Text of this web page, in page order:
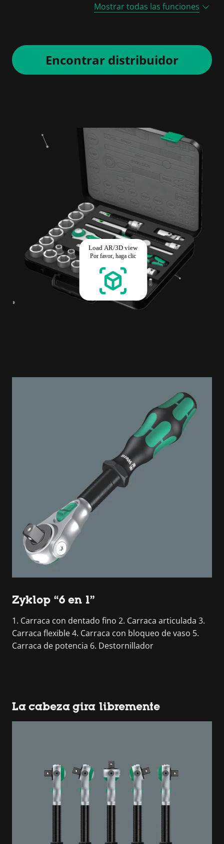
Mostrar todas las funciones
Encontrar distribuidor
Zyklop “6 en 1”
1. Carraca con dentado fino 2. Carraca articulada 3.
Carraca flexible 4. Carraca con bloqueo de vaso 5.
Carraca de potencia 6. Destornillador
La cabeza gira libremente